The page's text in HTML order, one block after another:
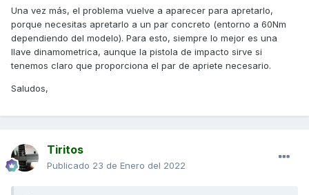
un saludo.
Una vez más, el problema vuelve a aparecer para apretarlo,
porque necesitas apretarlo a un par concreto (entorno a 60Nm
dependiendo del modelo). Para esto, siempre lo mejor es una
llave dinamometrica, aunque la pistola de impacto sirve si
tenemos claro que proporciona el par de apriete necesario.
Saludos,
Tiritos
Publicado 23 de Enero del 2022